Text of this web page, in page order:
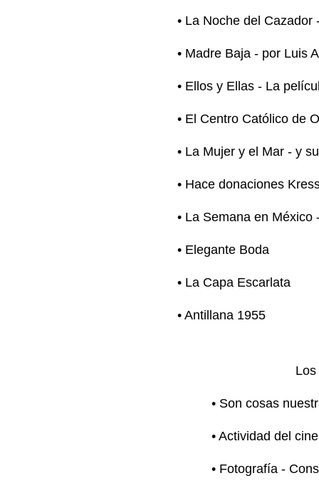
• La Noche del Cazador
• Madre Baja - por Luis
• Ellos y Ellas - La
• El Centro Católico de
• La Mujer y el Mar - y
• Hace donaciones
• La Semana en México
• Elegante Boda
• La Capa Escarlata
• Antillana 1955
• Son cosas
• Actividad del
• Fotografía -